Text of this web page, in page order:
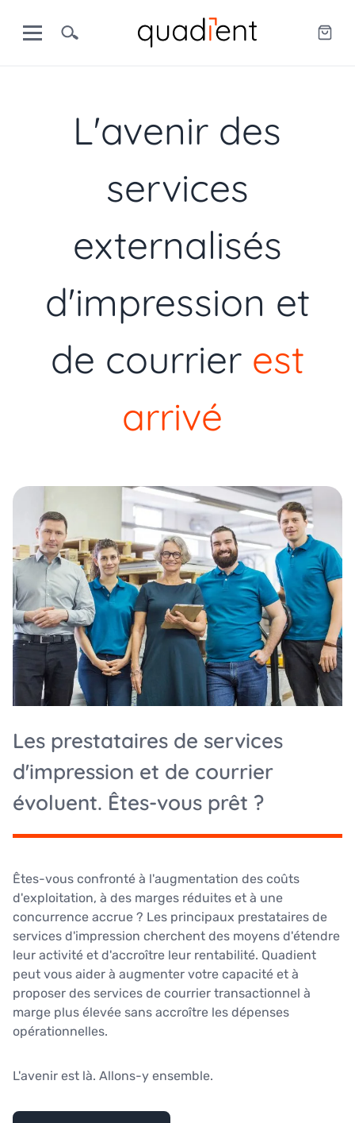
L'avenir des
services
externalisés
d'impression et
de courrier est
arrivé
Les prestataires de services
d'impression et de courrier
évoluent. Êtes-vous prêt ?
Êtes-vous confronté à l'augmentation des coûts
d'exploitation, à des marges réduites et à une
concurrence accrue ? Les principaux prestataires de
services d'impression cherchent des moyens d'étendre
leur activité et d'accroître leur rentabilité. Quadient
peut vous aider à augmenter votre capacité et à
proposer des services de courrier transactionnel à
marge plus élevée sans accroître les dépenses
opérationnelles.
L'avenir est là. Allons-y ensemble.